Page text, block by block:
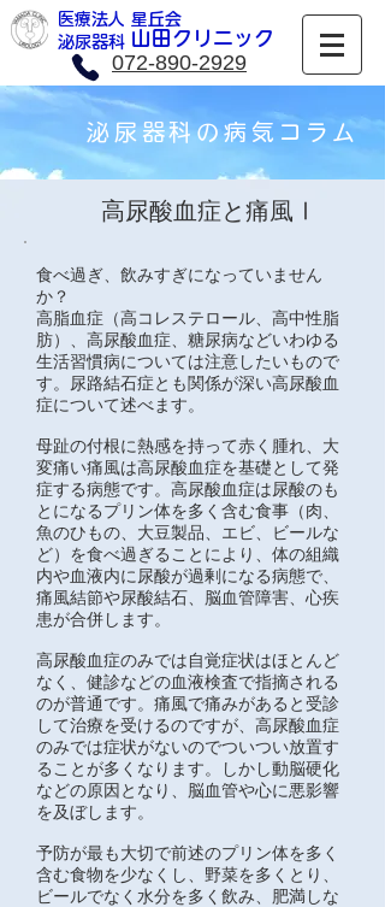
医療法人 星丘会
​山田クリニック
​泌尿器科
072-890-2929
泌尿器科の病気コラム
高尿酸血症と痛風Ⅰ
食べ過ぎ、飲みすぎになっていません
か？
高脂血症（高コレステロール、高中性脂
肪）、高尿酸血症、糖尿病などいわゆる
生活習慣病については注意したいもので
す。尿路結石症とも関係が深い高尿酸血
症について述べます。
母趾の付根に熱感を持って赤く腫れ、大
変痛い痛風は高尿酸血症を基礎として発
症する病態です。高尿酸血症は尿酸のも
とになるプリン体を多く含む食事（肉、
魚のひもの、大豆製品、エビ、ビールな
ど）を食べ過ぎることにより、体の組織
内や血液内に尿酸が過剰になる病態で、
痛風結節や尿酸結石、脳血管障害、心疾
患が合併します。
高尿酸血症のみでは自覚症状はほとんど
なく、健診などの血液検査で指摘される
のが普通です。痛風で痛みがあると受診
して治療を受けるのですが、高尿酸血症
のみでは症状がないのでついつい放置す
ることが多くなります。しかし動脳硬化
などの原因となり、脳血管や心に悪影響
を及ぼします。
予防が最も大切で前述のプリン体を多く
含む食物を少なくし、野菜を多くとり、
ビールでなく水分を多く飲み、肥満しな